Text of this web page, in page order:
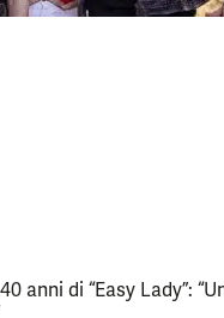
anni di “Easy Lady”: